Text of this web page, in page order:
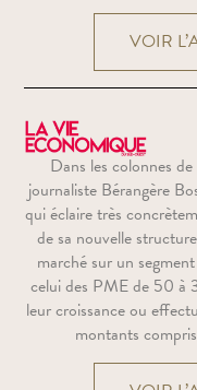
VOIR
Dans les colonnes de
journaliste Bérangère
qui éclaire très
de sa nouvellestructure
marché sur un segment
celui des PME de 50 à
leur croissance ou
montants